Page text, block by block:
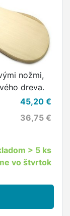
nožmi,
dreva.
45,20 €
36,75 €
> 5 ks
vo štvrtok